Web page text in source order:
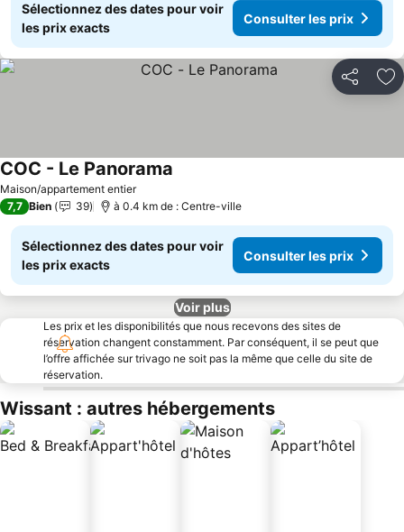
Sélectionnez des dates pour voir
les prix exacts
Consulter les prix
Partager
Maison/appartement entier
COC - Le Panorama
7,7 Bien 39 à 0.4 km de : Centre-ville
Sélectionnez des dates pour voir
les prix exacts
Consulter les prix
Voir plus
Les prix et les disponibilités que nous recevons des sites de
réservation changent constamment. Par conséquent, il se peut que
l’offre affichée sur trivago ne soit pas la même que celle du site de
réservation.
Wissant : autres hébergements